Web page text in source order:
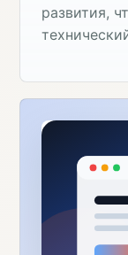
развития,